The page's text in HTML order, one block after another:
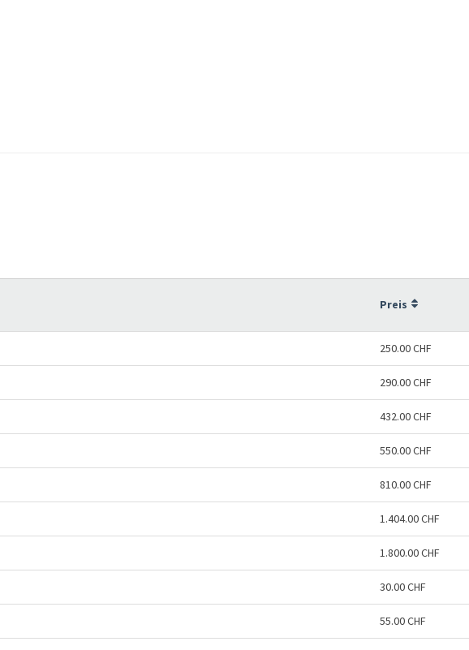
Preis
250.00 CHF
290.00 CHF
432.00 CHF
550.00 CHF
810.00 CHF
1.404.00 CHF
1.800.00 CHF
30.00 CHF
55.00 CHF